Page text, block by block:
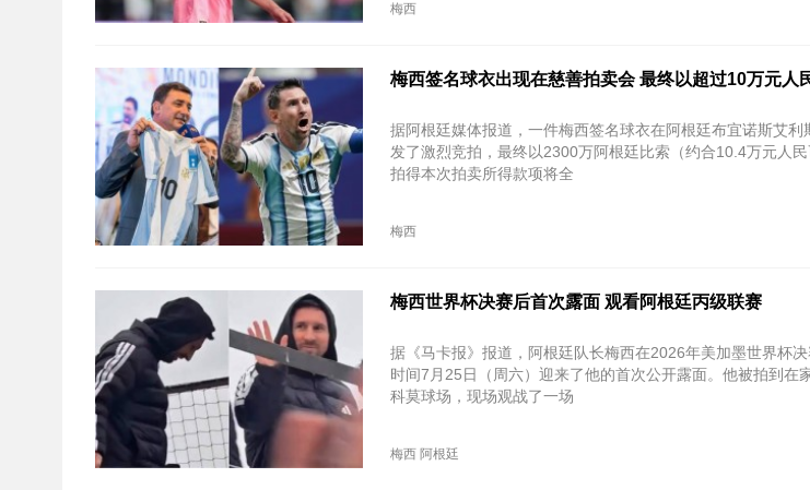
梅西
梅西签名球衣出现在慈善拍卖会 最终以超过10万元人
据阿根廷媒体报道，一件梅西签名球衣在阿根廷布宜诺斯艾利
发了激烈竞拍，最终以2300万阿根廷比索（约合10.4万元人
拍得本次拍卖所得款项将全
梅西
梅西世界杯决赛后首次露面 观看阿根廷丙级联赛
据《马卡报》报道，阿根廷队长梅西在2026年美加墨世界杯
时间7月25日（周六）迎来了他的首次公开露面。他被拍到在
科莫球场，现场观战了一场
梅西 阿根廷